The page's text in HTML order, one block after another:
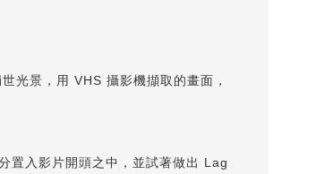
光景，用 VHS 攝影機擷取的畫面，
置入影片開頭之中，並試著做出 Lag